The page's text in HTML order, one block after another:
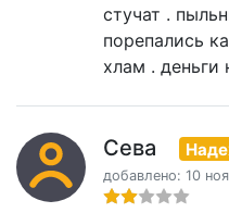
стучат .
порепались
хлам . деньги
Сева
добавлено: 10